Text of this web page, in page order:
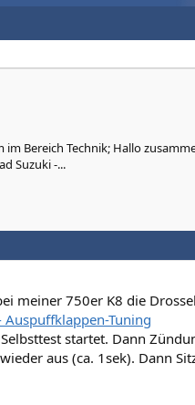
im Bereich Technik; Hallo
Suzuki -...
meiner 750er K8 die
Tuning
startet. Dann
aus (ca. 1sek). Dann